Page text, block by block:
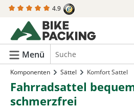
springen 4.9
Menü
Komponenten Sättel Komfort Sattel
Fahrradsattel
schmerzfrei